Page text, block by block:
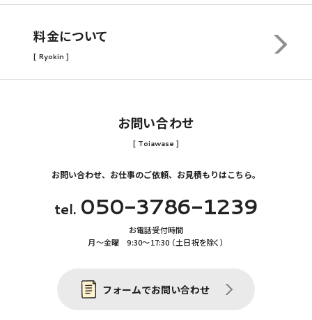
料金について
[ Ryokin ]
お問い合わせ
[ Toiawase ]
お問い合わせ、お仕事のご依頼、お見積もりはこちら。
tel. 050-3786-1239
お電話受付時間
月〜金曜 9:30〜17:30 （土日祝を除く）
フォームでお問い合わせ